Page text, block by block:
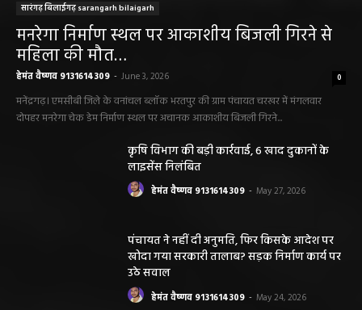
सारंगढ़ बिलाईगढ़ sarangarh bilaigarh
मनरेगा निर्माण स्थल पर आकाशीय बिजली गिरने से
महिला की मौत…
हेमंत वैष्णव 9131614309 - June 3, 2026 0
मनेंद्रगढ़। एमसीबी जिले के वनांचल ब्लॉक भरतपुर की ग्राम पंचायत चरखर में मंगलवार
दोपहर मनरेगा चेक डेम निर्माण स्थल पर अचानक आकाशीय बिजली गिरने...
कृषि विभाग की बड़ी कार्रवाई, 6 खाद दुकानों के
लाइसेंस निलंबित
हेमंत वैष्णव 9131614309 - May 27, 2026
पंचायत ने नहीं दी अनुमति, फिर किसके आदेश पर
खोदा गया सरकारी तालाब? सड़क निर्माण कार्य पर
उठे सवाल
हेमंत वैष्णव 9131614309 - May 24, 2026